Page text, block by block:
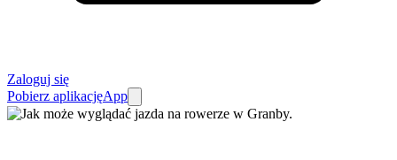
Zaloguj się
Pobierz aplikacjęApp